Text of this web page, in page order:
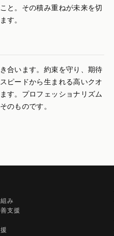
と。その積み重ねが未来を切
す。
合います。約束を守り、期待
ピードから生まれる高いクオ
す。プロフェッショナリズム
のものです。
み
支援